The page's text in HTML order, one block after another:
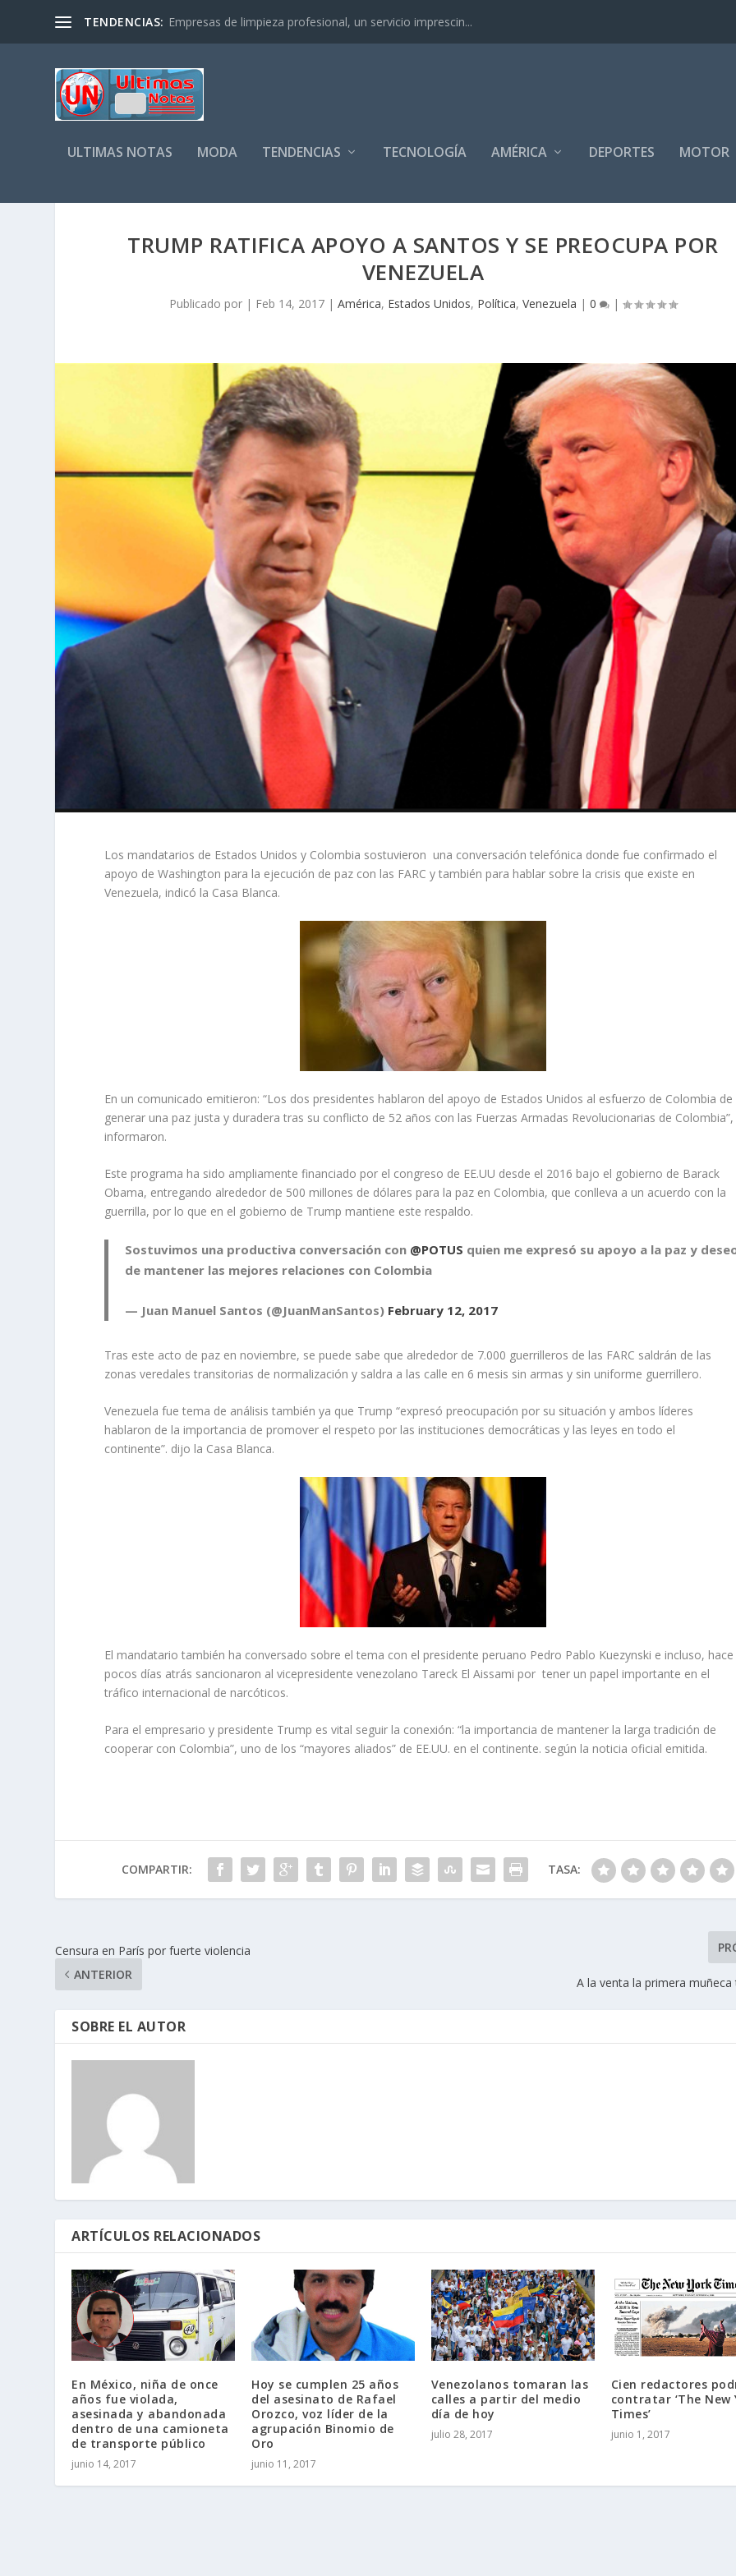
TENDENCIAS: Empresas de limpieza profesional, un servicio imprescin...
ULTIMAS NOTAS MODA TENDENCIAS TECNOLOGÍA AMÉRICA DEPORTES MOTOR
TRUMP RATIFICA APOYO A SANTOS Y SE PREOCUPA POR
VENEZUELA
Publicado por | Feb 14, 2017| América, Estados Unidos, Política, Venezuela | 0 |
Los mandatarios de Estados Unidos y Colombia sostuvieron una conversación telefónica donde fue confirmado el
apoyo de Washington para la ejecución de paz con las FARC y también para hablar sobre la crisis que existe en
Venezuela, indicó la Casa Blanca.
En un comunicado emitieron: “Los dos presidentes hablaron del apoyo de Estados Unidos al esfuerzo de Colombia de
generar una paz justa y duradera tras su conflicto de 52 años con las Fuerzas Armadas Revolucionarias de Colombia”,
informaron.
Este programa ha sido ampliamente financiado por el congreso de EE.UU desde el 2016 bajo el gobierno de Barack
Obama, entregando alrededor de 500 millones de dólares para la paz en Colombia, que conlleva a un acuerdo con la
guerrilla, por lo que en el gobierno de Trump mantiene este respaldo.
Sostuvimos una productiva conversación con @POTUS quien me expresó su apoyo a la paz y
de mantener las mejores relaciones con Colombia
— Juan Manuel Santos (@JuanManSantos) February 12, 2017
Tras este acto de paz en noviembre, se puede sabe que alrededor de 7.000 guerrilleros de las FARC saldrán de las
zonas veredales transitorias de normalización y saldra a las calle en 6 mesis sin armas y sin uniforme guerrillero.
Venezuela fue tema de análisis también ya que Trump “expresó preocupación por su situación y ambos líderes
hablaron de la importancia de promover el respeto por las instituciones democráticas y las leyes en todo el
continente”. dijo la Casa Blanca.
El mandatario también ha conversado sobre el tema con el presidente peruano Pedro Pablo Kuezynski e incluso, hace
pocos días atrás sancionaron al vicepresidente venezolano Tareck El Aissami por tener un papel importante en el
tráfico internacional de narcóticos.
Para el empresario y presidente Trump es vital seguir la conexión: “la importancia de mantener la larga tradición de
cooperar con Colombia”, uno de los “mayores aliados” de EE.UU. en el continente. según la noticia oficial emitida.
COMPARTIR: TASA:
Censura en París por fuerte violencia
ANTERIOR
A la venta la primera muñeca
SOBRE EL AUTOR
ARTÍCULOS RELACIONADOS
En México, niña de once
años fue violada,
asesinada y abandonada
dentro de una camioneta
de transporte público
junio 14, 2017
Hoy se cumplen 25 años
del asesinato de Rafael
Orozco, voz líder de la
agrupación Binomio de
Oro
junio 11, 2017
Venezolanos tomaran las
calles a partir del medio
día de hoy
julio 28, 2017
Cien redactores
contratar ‘The New
Times’
junio 1, 2017